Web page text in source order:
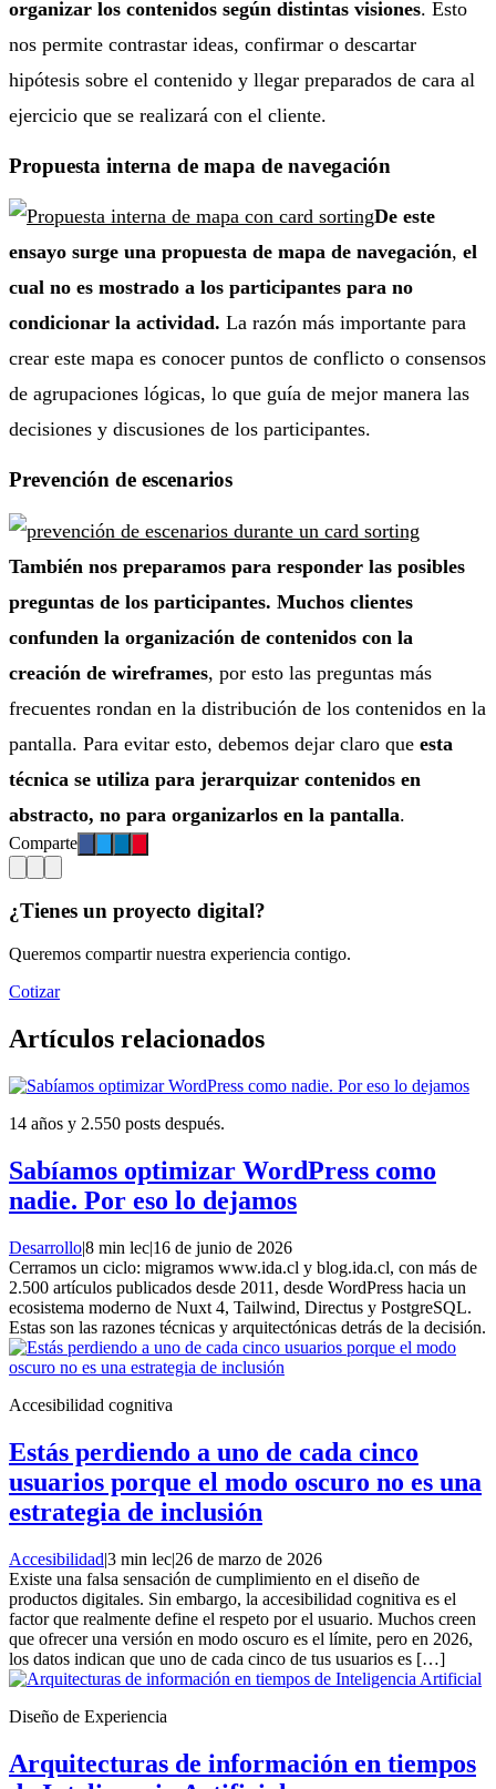
organizar los contenidos según distintas visiones. Esto
nos permite contrastar ideas, confirmar o descartar
hipótesis sobre el contenido y llegar preparados de cara al
ejercicio que se realizará con el cliente.
Propuesta interna de mapa de navegación
De este
ensayo surge una propuesta de mapa de navegación, el
cual no es mostrado a los participantes para no
condicionar la actividad. La razón más importante para
crear este mapa es conocer puntos de conflicto o consensos
de agrupaciones lógicas, lo que guía de mejor manera las
decisiones y discusiones de los participantes.
Prevención de escenarios
También nos preparamos para responder las posibles
preguntas de los participantes. Muchos clientes
confunden la organización de contenidos con la
creación de wireframes, por esto las preguntas más
frecuentes rondan en la distribución de los contenidos en la
pantalla. Para evitar esto, debemos dejar claro que esta
técnica se utiliza para jerarquizar contenidos en
abstracto, no para organizarlos en la pantalla.
Comparte
¿Tienes un proyecto digital?
Queremos compartir nuestra experiencia contigo.
Cotizar
Artículos relacionados
14 años y 2.550 posts después.
Sabíamos optimizar WordPress como
nadie. Por eso lo dejamos
Desarrollo|8 min lec|16 de junio de 2026
Cerramos un ciclo: migramos www.ida.cl y blog.ida.cl, con más de
2.500 artículos publicados desde 2011, desde WordPress hacia un
ecosistema moderno de Nuxt 4, Tailwind, Directus y PostgreSQL.
Estas son las razones técnicas y arquitectónicas detrás de la decisión.
Accesibilidad cognitiva
Estás perdiendo a uno de cada cinco
usuarios porque el modo oscuro no es una
estrategia de inclusión
Accesibilidad|3 min lec|26 de marzo de 2026
Existe una falsa sensación de cumplimiento en el diseño de
productos digitales. Sin embargo, la accesibilidad cognitiva es el
factor que realmente define el respeto por el usuario. Muchos creen
que ofrecer una versión en modo oscuro es el límite, pero en 2026,
los datos indican que uno de cada cinco de tus usuarios es […]
Diseño de Experiencia
Arquitecturas de información en tiempos